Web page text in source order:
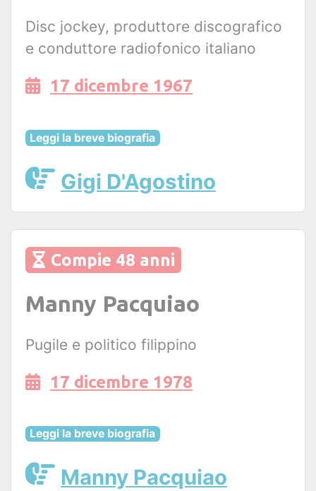
Disc jockey, produttore discografico
e conduttore radiofonico italiano
17 dicembre 1967
Leggi la breve biografia
Gigi D'Agostino
Compie 48 anni
Manny Pacquiao
Pugile e politico filippino
17 dicembre 1978
Leggi la breve biografia
Manny Pacquiao